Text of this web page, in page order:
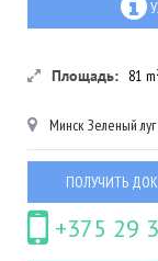
Площадь: 81
МинскЗеленый луг
ПОЛУЧИТЬ
+375 29